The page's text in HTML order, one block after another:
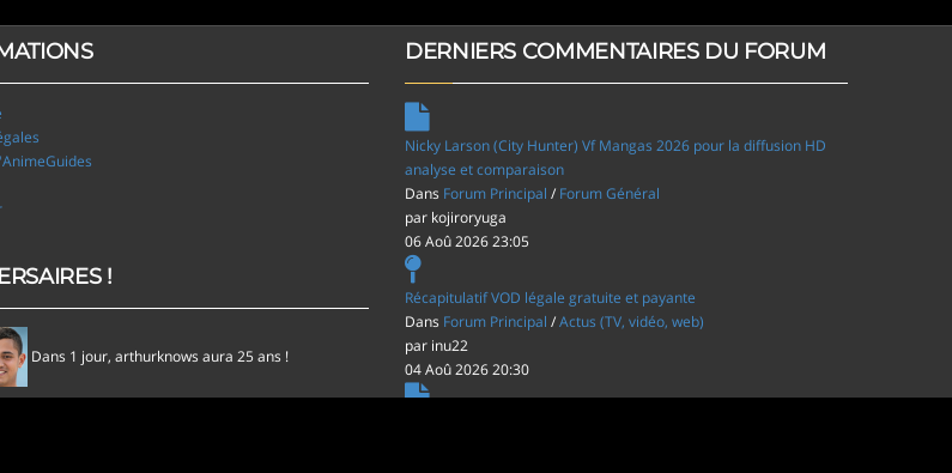
!
Dans 1 jour, arthurknows aura 25 ans !
DERNIERS COMMENTAIRES DU FORUM
Nicky Larson (City Hunter) Vf Mangas 2026 pour la diffusion HD
analyse et comparaison
Dans Forum Principal / Forum Général
par kojiroryuga
06 Aoû 2026 23:05
Récapitulatif VOD légale gratuite et payante
Dans Forum Principal /Actus (TV, vidéo, web)
par inu22
04 Aoû 2026 20:30